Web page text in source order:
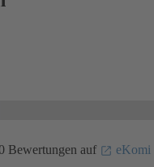
Bewertungen auf
eKomi